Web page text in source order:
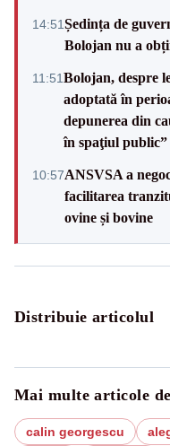
14:51Ședința de
Bolojan nu a
11:51Bolojan, despre
adoptată în
depunerea din
în spaţiul public”
10:57ANSVSA a
facilitarea
ovine și bovine
Distribuie articolul
Mai multe articole
calin georgescu